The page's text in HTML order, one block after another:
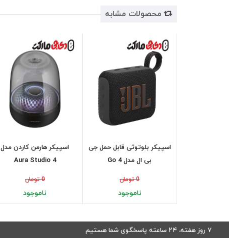
محصولات مشابه
اسپیکر هارمن کاردن مدل
Aura Studio 4
0 تومان
ناموجود
اسپیکر بلوتوثی قابل حمل جی
بی ال مدل Go 4
0 تومان
ناموجود
۷ روز هفته، ۲۴ ساعته پاسخگوی شما هستیم